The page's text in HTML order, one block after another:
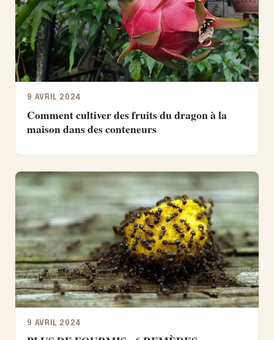
9 AVRIL 2024
Comment cultiver des fruits du dragon à la
maison dans des conteneurs
9 AVRIL 2024